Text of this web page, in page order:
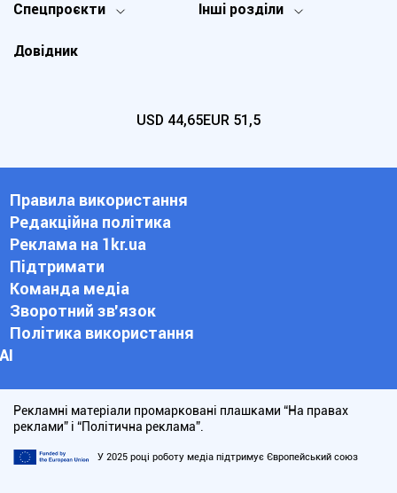
Спецпроєкти Інші розділи
Довідник
USD 44,65EUR 51,5
Правила використання
Редакційна політика
Реклама на 1kr.ua
Підтримати
Команда медіа
Зворотний зв'язок
Політика використання
АІ
Рекламні матеріали промарковані плашками “На правах
реклами” і “Політична реклама”.
У 2025 році роботу медіа підтримує Європейський союз